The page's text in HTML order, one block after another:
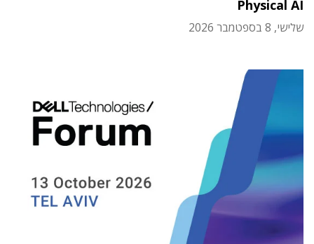
Physical AI
שלישי, 8 בספטמבר 2026